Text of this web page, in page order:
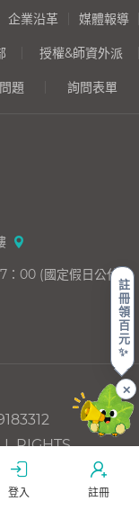
註
冊
領
百
元
✨
✕
登入 註冊
下一則
If I
Your
如
企業沿革 媒體報導
授權&師資外派
題 詢問表單
：00 (國定假日公休)
RIGHTS